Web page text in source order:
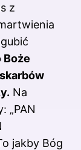
z
Boże
Na
„PAN
jakby Bóg